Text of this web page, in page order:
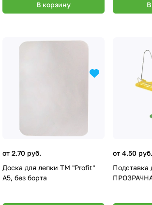
В корзину
от 2.70 руб.
Доска для лепки TM "Profit"
А5, без борта
от 4.50 руб.
Подставка